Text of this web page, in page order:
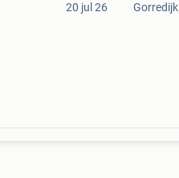
20 jul 26 Gorredijk